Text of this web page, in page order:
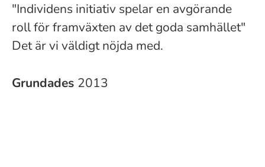
"Individens initiativ spelar en avgörande
roll för framväxten av det goda samhället"
Det är vi väldigt nöjda med.
Grundades 2013